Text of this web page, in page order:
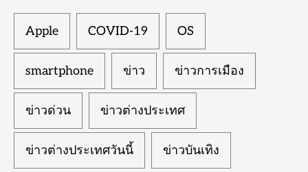
Apple COVID-19 OS
smartphone ข่าว ข่าวการเมือง
ข่าวด่วน ข่าวต่างประเทศ
ข่าวต่างประเทศวันนี้ ข่าวบันเทิง